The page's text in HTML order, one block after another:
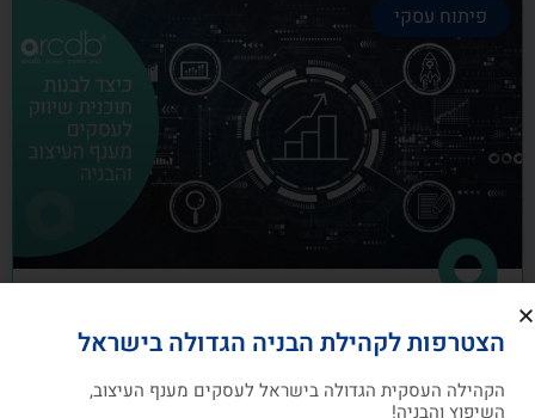
פיתוח עסקי
כיצד לבנות תוכנית שיווק לעסקים מענף
העיצוב והבניה
תוכנית שיווק הנה תוכנית כתובה, המהווה מפת דרכים
הצטרפות לקהילת הבניה הגדולה בישראל
הקהילה העסקית הגדולה בישראל לעסקים מענף העיצוב,
השיפוץ והבניה!